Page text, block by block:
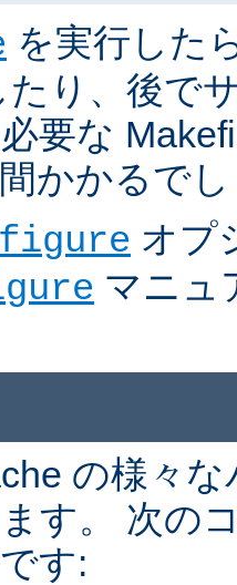
を実行した
たり、後で
要な
かかるで
オプ
マニュ
の様々
す。 次の
す: